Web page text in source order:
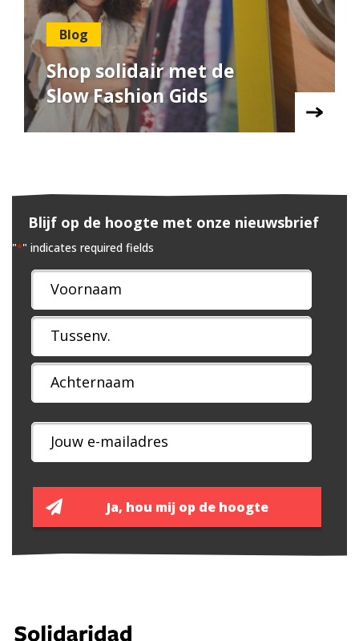
Blog
Shop solidair met de
Slow Fashion Gids
Blijf op de hoogte met onze nieuwsbrief
"*" indicates required fields
Naam
*